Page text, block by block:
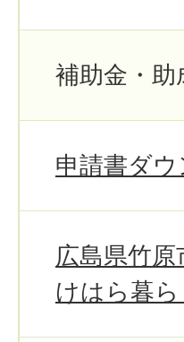
補助金・助
申請書ダ
広島県竹
けはら暮ら